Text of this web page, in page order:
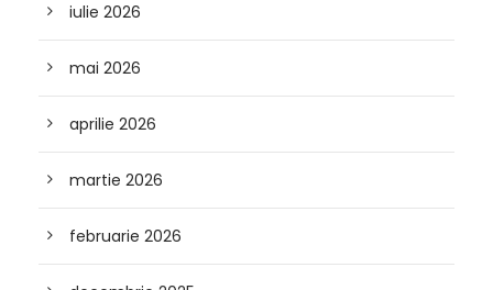
iulie 2026
mai 2026
aprilie 2026
martie 2026
februarie 2026